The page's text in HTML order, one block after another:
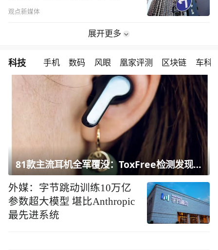
观点新媒体
展开更多
科技 手机 数码 风眼 凰家评测 区块链 车科
81款主流耳机全军覆没：ToxFree检测发现均含对人体有害化学物质
外媒：字节跳动训练10万亿
参数超大模型 堪比Anthropic
最先进系统